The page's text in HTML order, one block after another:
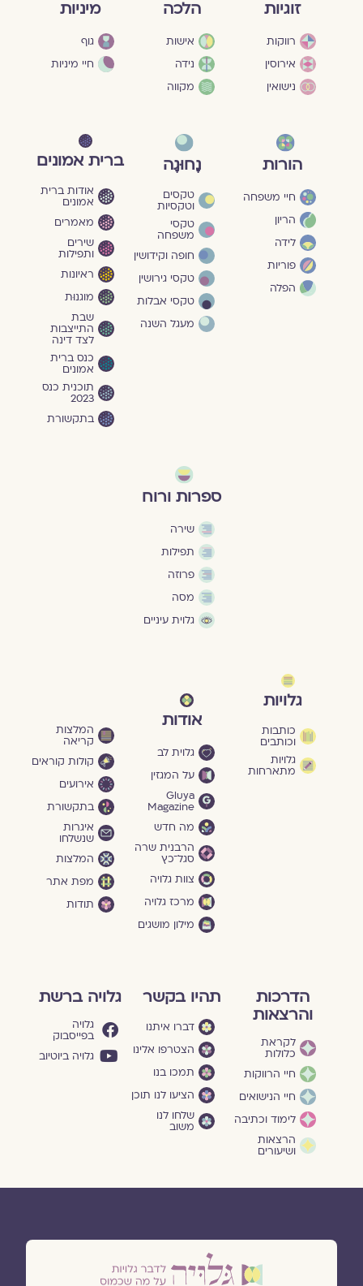
זוגיות
רווקות
אירוסין
נישואין
הלכה
אישות
נידה
מקווה
מיניות
גוף
חיי מיניות
הורות
חיי משפחה
הריון
לידה
פוריות
הפלה
נָחוּגָה
טקסים
וטקסיות
טקסי
משפחה
חופה וקידושין
טקסי גירושין
טקסי אבלות
מעגל השנה
ברית אמונים
אודות ברית
אמונים
מאמרים
שירים
ותפילות
ראיונות
מוגנוּת
שבת
התייצבות
לצד דינה
כנס ברית
אמונים
תוכנית כנס
2023
בתקשורת
ספרות ורוח
שירה
תפילות
פרוזה
מסה
גלוית עיניים
גלויות
כותבות
וכותבים
גלויות
מתארחות
אודות
גלוית לב
על המגזין
Gluya
Magazine
מה חדש
הרבנית שרה
סגל־כץ
צוות גלויה
מרכז גלויה
מילון מושגים
המלצות
קריאה
קולות קוראים
אירועים
בתקשורת
איגרות
שנשלחו
המלצות
מפת אתר
תודות
הדרכות
והרצאות
לקראת
כלולות
חיי הרווקות
חיי הנישואים
לימוד וכתיבה
הרצאות
ושיעורים
תהיו בקשר
דברו איתנו
הצטרפו אלינו
תמכו בנו
הציעו לנו תוכן
שלחו לנו
משוב
גלויה ברשת
גלויה
בפייסבוק
גלויה ביוטיוב